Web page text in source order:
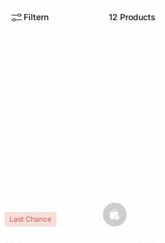
Filtern 12 Products
Last Chance basketfull